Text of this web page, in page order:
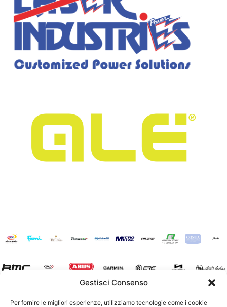
Gestisci Consenso
Per fornire le migliori esperienze, utilizziamo tecnologie come i cookie